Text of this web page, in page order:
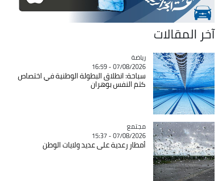
آخر المقالات
Catégorie
رياضة
07/08/2026 - 16:59
سباحة: انطلاق البطولة الوطنية في اختصاص
كتم النفس بوهران
Catégorie
مجتمع
07/08/2026 - 15:37
أمطار رعدية على عديد ولايات الوطن